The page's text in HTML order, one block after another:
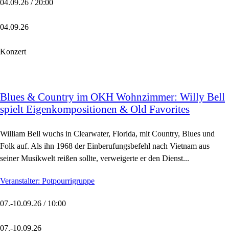
04.09.26 / 20:00
04.09.26
Konzert
Blues & Country im OKH Wohnzimmer: Willy Bell
spielt Eigenkompositionen & Old Favorites
William Bell wuchs in Clearwater, Florida, mit Country, Blues und
Folk auf. Als ihn 1968 der Einberufungsbefehl nach Vietnam aus
seiner Musikwelt reißen sollte, verweigerte er den Dienst...
Veranstalter: Potpourrigruppe
07.-10.09.26 / 10:00
07.-10.09.26